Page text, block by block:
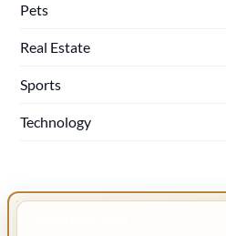
Pets
Real Estate
Sports
Technology